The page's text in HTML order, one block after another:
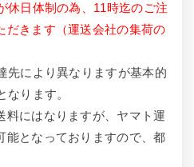
日体制の為、11時迄のご注
だきます（運送会社の集荷の
先により異なりますが基本的
なります。
料にはなりますが、ヤマト運
能となっておりますので、都